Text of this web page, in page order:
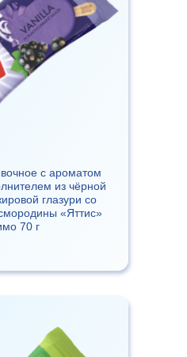
с ароматом
из чёрной
глазури со
«Яттис»
70 г